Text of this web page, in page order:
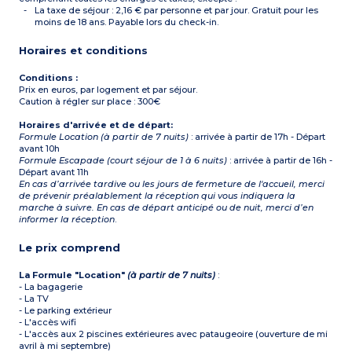
La taxe de séjour : 2,16 € par personne et par jour. Gratuit pour les
moins de 18 ans. Payable lors du check-in.
Horaires et conditions
Conditions :
Prix en euros, par logement et par séjour.
Caution à régler sur place : 300€
Horaires d'arrivée et de départ:
Formule Location (à partir de 7 nuits) : arrivée à partir de 17h - Départ
avant 10h
Formule Escapade (court séjour de 1 à 6 nuits) : arrivée à partir de 16h -
Départ avant 11h
En cas d’arrivée tardive ou les jours de fermeture de l'accueil, merci
de prévenir préalablement la réception qui vous indiquera la
marche à suivre. En cas de départ anticipé ou de nuit, merci d’en
informer la réception.
Le prix comprend
La Formule "Location"(à partir de 7 nuits) :
- La bagagerie
- La TV
- Le parking extérieur
- L'accès wifi
- L'accès aux 2 piscines extérieures avec pataugeoire (ouverture de mi
avril à mi septembre)